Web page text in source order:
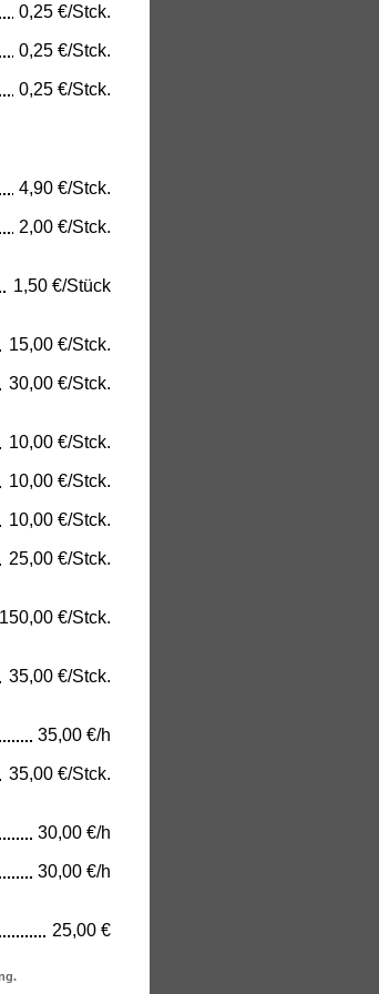
0,25 €/Stck.
0,25 €/Stck.
0,25 €/Stck.
4,90 €/Stck.
2,00 €/Stck.
1,50 €/Stück
15,00 €/Stck.
30,00 €/Stck.
10,00 €/Stck.
10,00 €/Stck.
10,00 €/Stck.
25,00 €/Stck.
150,00 €/Stck.
35,00 €/Stck.
35,00 €/h
35,00 €/Stck.
30,00 €/h
30,00 €/h
25,00 €